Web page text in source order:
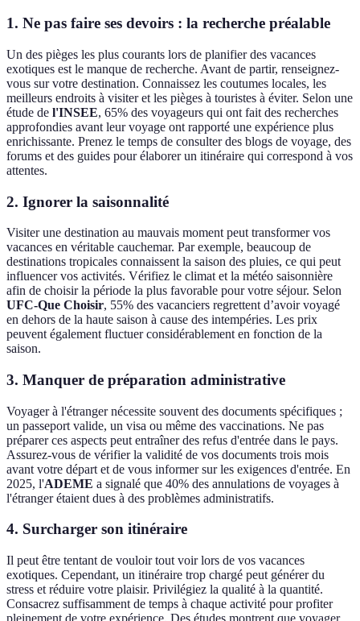
1. Ne pas faire ses devoirs : la recherche préalable
Un des pièges les plus courants lors de planifier des vacances
exotiques est le manque de recherche. Avant de partir, renseignez-
vous sur votre destination. Connaissez les coutumes locales, les
meilleurs endroits à visiter et les pièges à touristes à éviter. Selon une
étude de l'INSEE, 65% des voyageurs qui ont fait des recherches
approfondies avant leur voyage ont rapporté une expérience plus
enrichissante. Prenez le temps de consulter des blogs de voyage, des
forums et des guides pour élaborer un itinéraire qui correspond à vos
attentes.
2. Ignorer la saisonnalité
Visiter une destination au mauvais moment peut transformer vos
vacances en véritable cauchemar. Par exemple, beaucoup de
destinations tropicales connaissent la saison des pluies, ce qui peut
influencer vos activités. Vérifiez le climat et la météo saisonnière
afin de choisir la période la plus favorable pour votre séjour. Selon
UFC-Que Choisir, 55% des vacanciers regrettent d’avoir voyagé
en dehors de la haute saison à cause des intempéries. Les prix
peuvent également fluctuer considérablement en fonction de la
saison.
3. Manquer de préparation administrative
Voyager à l'étranger nécessite souvent des documents spécifiques ;
un passeport valide, un visa ou même des vaccinations. Ne pas
préparer ces aspects peut entraîner des refus d'entrée dans le pays.
Assurez-vous de vérifier la validité de vos documents trois mois
avant votre départ et de vous informer sur les exigences d'entrée. En
2025, l'ADEME a signalé que 40% des annulations de voyages à
l'étranger étaient dues à des problèmes administratifs.
4. Surcharger son itinéraire
Il peut être tentant de vouloir tout voir lors de vos vacances
exotiques. Cependant, un itinéraire trop chargé peut générer du
stress et réduire votre plaisir. Privilégiez la qualité à la quantité.
Consacrez suffisamment de temps à chaque activité pour profiter